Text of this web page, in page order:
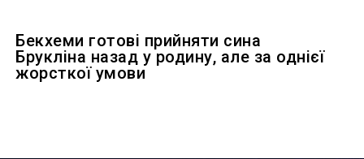
Бекхеми готові прийняти сина
Брукліна назад у родину, але за однієї
жорсткої умови